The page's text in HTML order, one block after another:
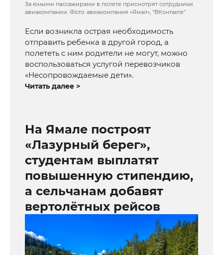
За юными пассажирами в полете присмотрят сотрудники
авиакомпании. Фото: авиакомпания «Ямал», "ВКонтакте"
Если возникла острая необходимость
отправить ребенка в другой город, а
полететь с ним родители не могут, можно
воспользоваться услугой перевозчиков
«Несопровождаемые дети».
Читать далее >
На Ямале построят
«Лазурный берег»,
студентам выплатят
повышенную стипендию,
а сельчанам добавят
вертолётных рейсов